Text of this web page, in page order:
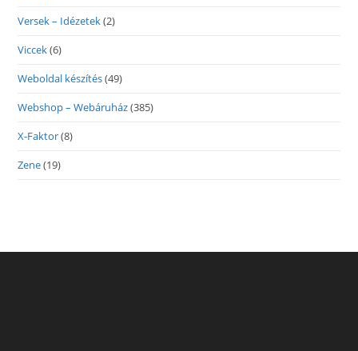
Versek – Idézetek(2)
Viccek(6)
Weboldal készítés(49)
Webshop – Webáruház(385)
X-Faktor(8)
Zene(19)